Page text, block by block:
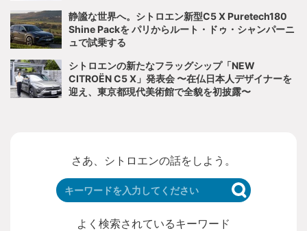
静謐な世界へ。シトロエン新型C5 X Puretech180
Shine Packを パリからルート・ドゥ・シャンパーニ
ュで試乗する
シトロエンの新たなフラッグシップ「NEW
CITROËN C5 X」発表会 〜在仏日本人デザイナーを
迎え、東京都現代美術館で全貌を初披露〜
さあ、シトロエンの話をしよう。
よく検索されているキーワード